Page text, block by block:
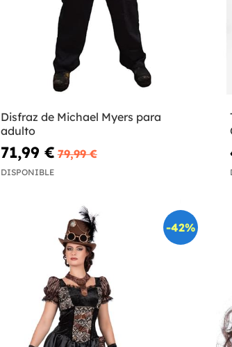
Disfraz de Michael Myers para
adulto
71,99 € 79,99 €
DISPONIBLE
-42%